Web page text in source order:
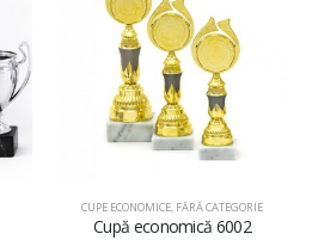
CUPE ECONOMICE, FĂRĂ CATEGORIE
Cupă economică 6002